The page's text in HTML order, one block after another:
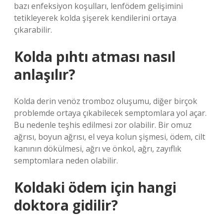
bazı enfeksiyon koşulları, lenfödem gelişimini
tetikleyerek kolda şişerek kendilerini ortaya
çıkarabilir.
Kolda pıhtı atması nasıl
anlaşılır?
Kolda derin venöz tromboz oluşumu, diğer birçok
problemde ortaya çıkabilecek semptomlara yol açar.
Bu nedenle teşhis edilmesi zor olabilir. Bir omuz
ağrısı, boyun ağrısı, el veya kolun şişmesi, ödem, cilt
kanının dökülmesi, ağrı ve önkol, ağrı, zayıflık
semptomlara neden olabilir.
Koldaki ödem için hangi
doktora gidilir?